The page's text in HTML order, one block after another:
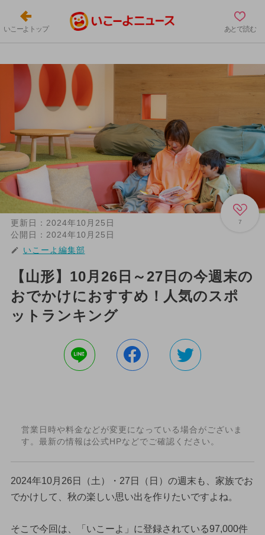
いこーよトップ あとで読む
7
更新日： 2024年10月25日
公開日： 2024年10月25日
いこーよ編集部
【山形】10月26日～27日の今週末の
おでかけにおすすめ！人気のスポ
ットランキング
営業日時や料金などが変更になっている場合がございま
す。最新の情報は公式HPなどでご確認ください。
2024年10月26日（土）・27日（日）の週末も、家族でお
でかけして、秋の楽しい思い出を作りたいですよね。
そこで今回は、「いこーよ」に登録されている97,000件